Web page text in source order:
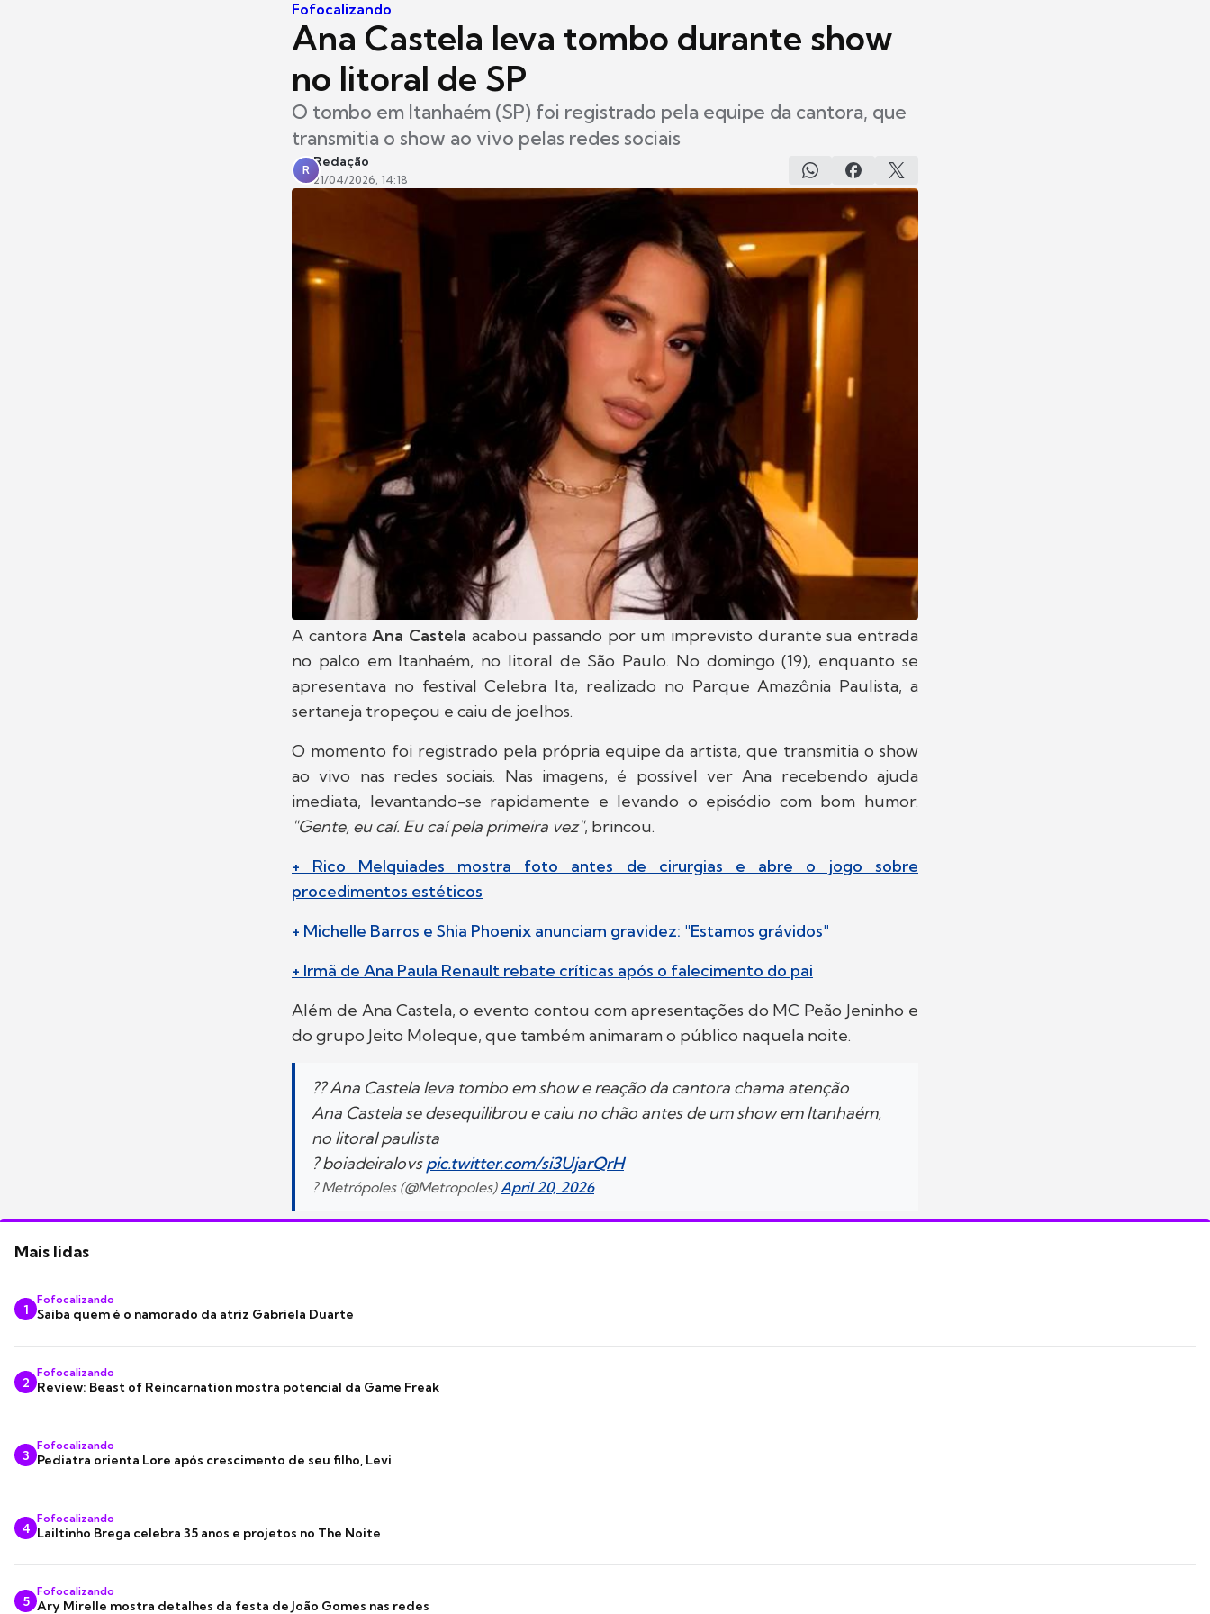
Fofocalizando
Ana Castela leva tombo durante show
no litoral de SP
O tombo em Itanhaém (SP) foi registrado pela equipe da cantora, que
transmitia o show ao vivo pelas redes sociais
R
Redação
21/04/2026, 14:18
A cantoraAna Castela acabou passando por um imprevisto durante sua entrada
no palco em Itanhaém, no litoral de São Paulo. No domingo (19), enquanto se
apresentava no festival Celebra Ita, realizado no Parque Amazônia Paulista, a
sertaneja tropeçou e caiu de joelhos.
O momento foi registrado pela própria equipe da artista, que transmitia o show
ao vivo nas redes sociais. Nas imagens, é possível ver Ana recebendo ajuda
imediata, levantando-se rapidamente e levando o episódio com bom humor.
"Gente, eu caí. Eu caí pela primeira vez", brincou.
+ Rico Melquiades mostra foto antes de cirurgias e abre o jogo sobre
procedimentos estéticos
+ Michelle Barros e Shia Phoenix anunciam gravidez: "Estamos grávidos"
+ Irmã de Ana Paula Renault rebate críticas após o falecimento do pai
Além de Ana Castela, o evento contou com apresentações do MC Peão Jeninho e
do grupo Jeito Moleque, que também animaram o público naquela noite.
?? Ana Castela leva tombo em show e reação da cantora chama atenção
Ana Castela se desequilibrou e caiu no chão antes de um show em Itanhaém,
no litoral paulista
? boiadeiralovspic.twitter.com/si3UjarQrH
? Metrópoles (@Metropoles) April 20, 2026
Mais lidas
1
Fofocalizando
Saiba quem é o namorado da atriz Gabriela Duarte
2
Fofocalizando
Review: Beast of Reincarnation mostra potencial da Game Freak
3
Fofocalizando
Pediatra orienta Lore após crescimento de seu filho, Levi
4
Fofocalizando
Lailtinho Brega celebra 35 anos e projetos no The Noite
5
Fofocalizando
Ary Mirelle mostra detalhes da festa de João Gomes nas redes